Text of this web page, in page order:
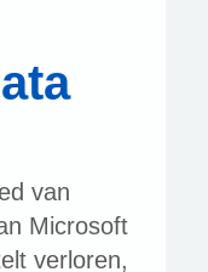
van
Microsoft
verloren,